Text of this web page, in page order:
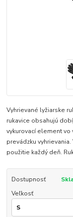
Vyhrievané lyžiarske
rukavice obsahujú
vykurovací element
prevádzku
použitie každý deň.
Dostupnosť
Veľkosť